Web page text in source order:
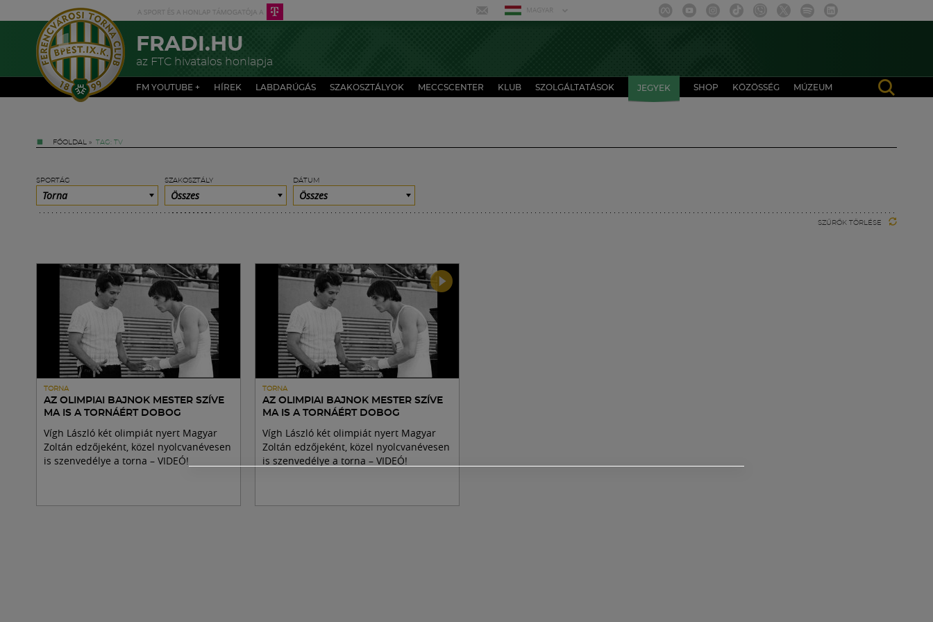
MAGYAR
FRADI.HU
az FTC hivatalos honlapja
FM YOUTUBE + HÍREK LABDARÚGÁS SZAKOSZTÁLYOK MECCSCENTER KLUB SZOLGÁLTATÁSOK JEGYEK SHOP KÖZÖSSÉG MÚZEUM
FŐOLDAL » TAG: TV
SPORTÁG
Torna
SZAKOSZTÁLY
Összes
DÁTUM
Összes
SZŰRŐK TÖRLÉSE
TORNA
AZ OLIMPIAI BAJNOK MESTER SZÍVE
MA IS A TORNÁÉRT DOBOG
Vígh László két olimpiát nyert Magyar
Zoltán edzőjeként, közel nyolcvanévesen
is szenvedélye a torna – VIDEÓ!
TORNA
AZ OLIMPIAI BAJNOK MESTER SZÍVE
MA IS A TORNÁÉRT DOBOG
Vígh László két olimpiát nyert Magyar
Zoltán edzőjeként, közel nyolcvanévesen
is szenvedélye a torna – VIDEÓ!